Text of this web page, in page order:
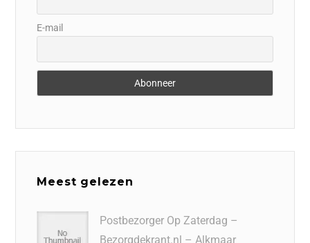
E-mail
Meest gelezen
Postbezorger Op Zaterdag –
Bezorgdekrant.nl – Alkmaar